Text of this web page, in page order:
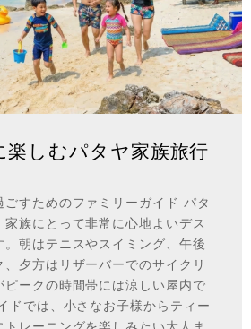
楽しむパタヤ家族旅行
ごすためのファミリーガイド パタ
家族にとって非常に心地よいデス
。朝はテニスやスイミング、午後
夕方はリザーバーでのサイクリ
ピークの時間帯には涼しい屋内で
ドでは、小さなお子様からティー
トレーニングを楽しみたい大人ま